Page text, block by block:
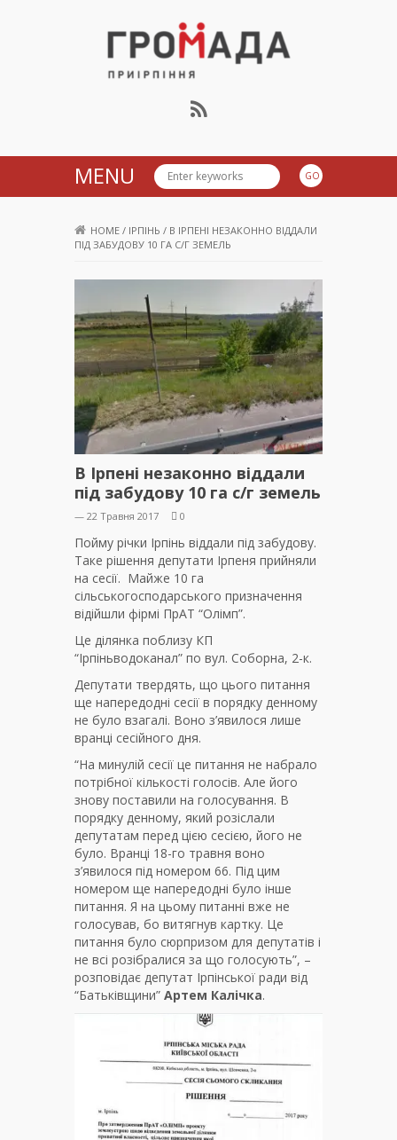
Громада Приірпіння
MENU
HOME / ІРПІНЬ / В ІРПЕНІ НЕЗАКОННО ВІДДАЛИ
ПІД ЗАБУДОВУ 10 ГА С/Г ЗЕМЕЛЬ
В Ірпені незаконно віддали
під забудову 10 га с/г земель
— 22 Травня 2017 0
Пойму річки Ірпінь віддали під забудову.
Таке рішення депутати Ірпеня прийняли
на сесії. Майже 10 га
сільськогосподарського призначення
відійшли фірмі ПрАТ “Олімп”.
Це ділянка поблизу КП
“Ірпіньводоканал” по вул. Соборна, 2-к.
Депутати твердять, що цього питання
ще напередодні сесії в порядку денному
не було взагалі. Воно з’явилося лише
вранці сесійного дня.
“На минулій сесії це питання не набрало
потрібної кількості голосів. Але його
знову поставили на голосування. В
порядку денному, який розіслали
депутатам перед цією сесією, його не
було. Вранці 18-го травня воно
з’явилося під номером 66. Під цим
номером ще напередодні було інше
питання. Я на цьому питанні вже не
голосував, бо витягнув картку. Це
питання було сюрпризом для депутатів і
не всі розібралися за що голосують”, –
розповідає депутат Ірпінської ради від
“Батьківщини” Артем Калічка.